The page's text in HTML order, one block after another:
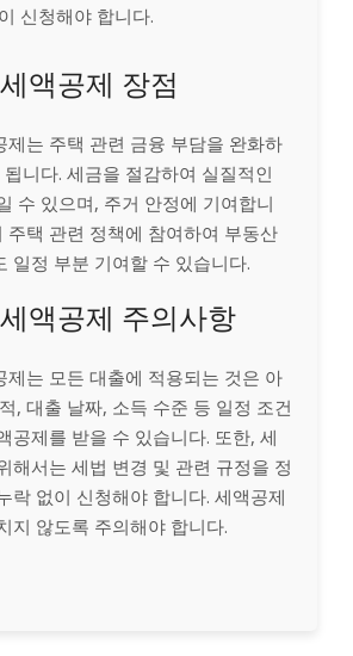
신청해야 합니다.
액공제 장점
제는 주택 관련 금융 부담을 완화하
니다. 세금을 절감하여 실질적인
수 있으며, 주거 안정에 기여합니
주택 관련 정책에 참여하여 부동산
일정 부분 기여할 수 있습니다.
액공제 주의사항
제는 모든 대출에 적용되는 것은 아
, 대출 날짜, 소득 수준 등 일정 조건
공제를 받을 수 있습니다. 또한, 세
해서는 세법 변경 및 관련 규정을 정
락 없이 신청해야 합니다. 세액공제
지 않도록 주의해야 합니다.